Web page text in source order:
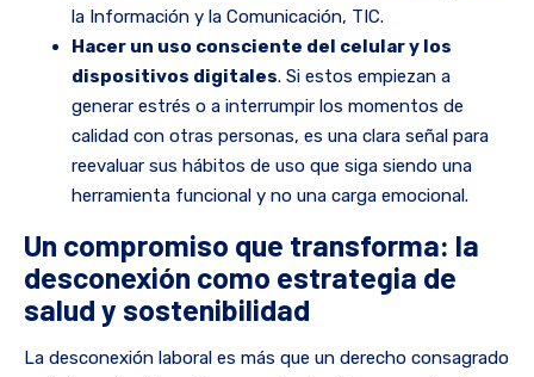
la Información y la Comunicación, TIC.
Hacer un uso consciente del celular y los
dispositivos digitales. Si estos empiezan a
generar estrés o a interrumpir los momentos de
calidad con otras personas, es una clara señal para
reevaluar sus hábitos de uso que siga siendo una
herramienta funcional y no una carga emocional.
Un compromiso que transforma: la
desconexión como estrategia de
salud y sostenibilidad
La desconexión laboral es más que un derecho consagrado